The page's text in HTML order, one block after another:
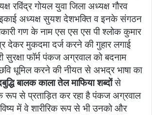
रविंद्र गोयल युवा जिला अध्यक्ष गौरव
इकाई अध्यक्ष सुयश देशभक्ति व इनके संगठन
गण के नाम एस एस एस पी श्लोक कुमार
देकर मुकदमा दर्ज करने की गुहार लगाई
सुरक्षा फॉर्म पंकज अग्रवाल को बदनाम
धूमिल करने की नीयत से अभद्र भाषा का
बालक काला तेल माफिया शब्दोंसे
रूप से प्रताड़ित कर रहा है पंकज अग्रवाल
में वे शारीरिक रूप से भी उनको और